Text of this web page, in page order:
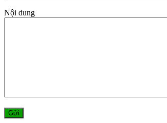
Nội dung